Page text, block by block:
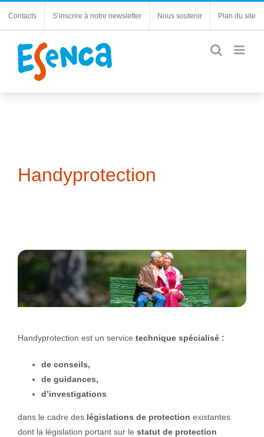
Contacts S’inscrire à notre newsletter Nous soutenir Plan du site
Handyprotection
Handyprotection est un service technique spécialisé :
de conseils,
de guidances,
d’investigations
dans le cadre des législations de protection existantes
dont la législation portant sur le statut de protection